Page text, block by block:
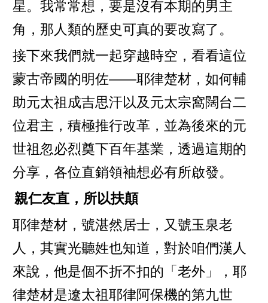
星。我常常想，要是沒有本期的男主
角，那人類的歷史可真的要改寫了。
接下來我們就一起穿越時空，看看這位
蒙古帝國的明佐——耶律楚材，如何輔
助元太祖成吉思汗以及元太宗窩闊台二
位君主，積極推行改革，並為後來的元
世祖忽必烈奠下百年基業，透過這期的
分享，各位直銷領袖想必有所啟發。
親仁友直，所以扶顛
耶律楚材，號湛然居士，又號玉泉老
人，其實光聽姓也知道，對於咱們漢人
來說，他是個不折不扣的「老外」，耶
律楚材是遼太祖耶律阿保機的第九世